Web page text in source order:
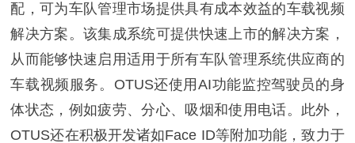
配，可为车队管理市场提供具有成本效益的车载视频
解决方案。该集成系统可提供快速上市的解决方案，
从而能够快速启用适用于所有车队管理系统供应商的
车载视频服务。OTUS还使用AI功能监控驾驶员的身
体状态，例如疲劳、分心、吸烟和使用电话。此外，
OTUS还在积极开发诸如Face ID等附加功能，致力于